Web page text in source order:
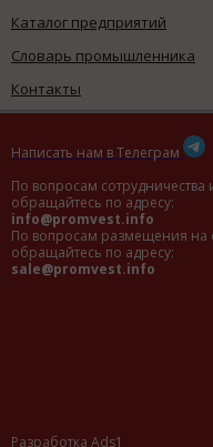
Каталог предприятий
Словарь промышленника
Контакты
Написать нам в Телеграм
По вопросам
обращайтесь по адресу:
info@promvest.info
По вопросам размещения на
обращайтесь по адресу:
sale@promvest.info
Разработка Ads1